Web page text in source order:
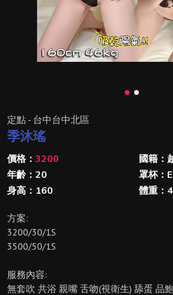
定點 - 台中台中北區
季沐瑤
價格： 3200
國籍：
年齡：20
罩杯：E
身高：160
體重：
方案:
3200/30/1S
3500/50/1S
服務內容:
無套吹 共浴 親嘴 舌吻(視衛生) 舔蛋 品